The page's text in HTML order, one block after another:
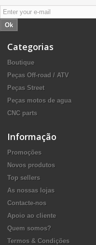
Ok
Categorias
Boutique
Peças Off-road / ATV
Peças Street
Peças motos de agua
CNC parts
Informação
Promoções
Novos produtos
Top sellers
As nossas lojas
Contacte-nos
Apoio ao cliente
Quem somos?
Termos & Condições